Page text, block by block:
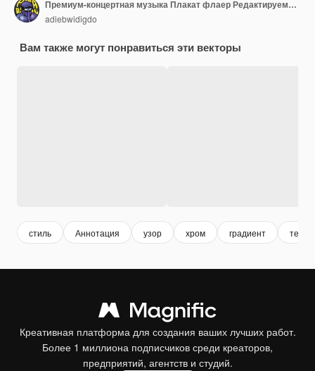
Премиум-концертная музыка Плакат флаер Редактируемый хром Текст Эффект зеленый синий темный градиент зернистый стиль
adiebwidigdo
Вам также могут понравиться эти векторы
стиль Аннотация узор хром градиент текст
Креативная платформа для создания ваших лучших работ.
Более 1 миллиона подписчиков среди креаторов,
предприятий, агентств и студий.